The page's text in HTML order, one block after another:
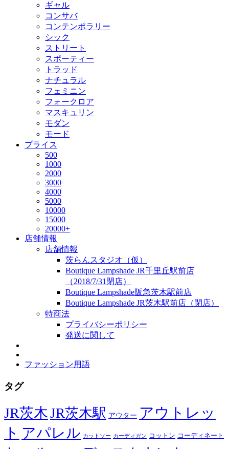
ギャル
コンサバ
コンテンポラリー
シック
ストリート
スポーティー
トラッド
ナチュラル
フェミニン
フォークロア
マスキュリン
モダン
モード
プライス
500
1000
2000
3000
4000
5000
10000
15000
20000+
店舗情報
店舗情報
茨らんスタジオ（仮）
Boutique Lampshade JR千里丘駅前店
（2018/7/31閉店）
Boutique Lampshade阪急茨木駅前店
Boutique Lampshade JR茨木駅前店（閉店）
特商法
プライバシーポリシー
発送に関して
ファッション用語
タグ
JR茨木JR茨木駅 アウター アウトレッ
ト アパレル カットソー カーディガン コットン コーディネート